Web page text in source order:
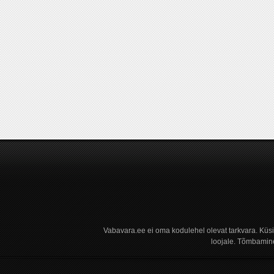
Vabavara.ee ei oma kodulehel olevat tarkvara.
loojale.